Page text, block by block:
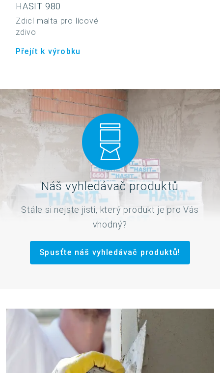
HASIT 980
Zdicí malta pro lícové
zdivo
Přejít k výrobku
Náš vyhledávač produktů
Stále si nejste jisti, který produkt je pro Vás
vhodný?
Spusťte náš vyhledávač produktů!